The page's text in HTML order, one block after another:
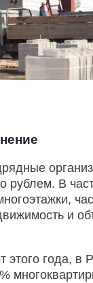
рублем. В
и
года, в